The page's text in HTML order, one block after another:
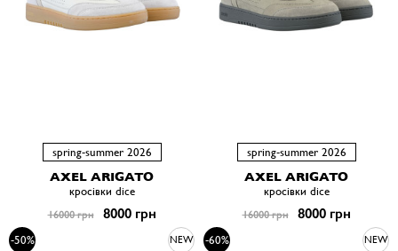
spring-summer 2026
AXEL ARIGATO
кросівки dice
16000 грн 8000 грн
spring-summer 2026
AXEL ARIGATO
кросівки dice
16000 грн 8000 грн
-50% NEW -60% NEW